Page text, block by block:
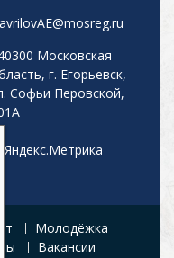
Московская
г. Егорьевск,
Софьи Перовской,
Молодёжка
Вакансии